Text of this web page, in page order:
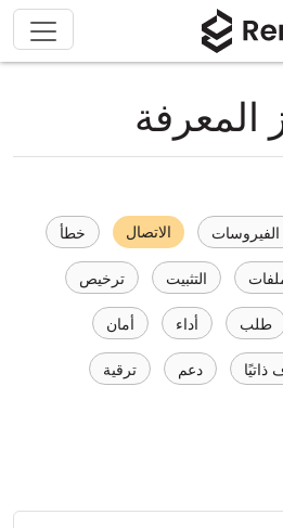
المعرفة
الاتصال خطأ
التثبيت ترخيص
طلب أداء أمان
دعم ترقية